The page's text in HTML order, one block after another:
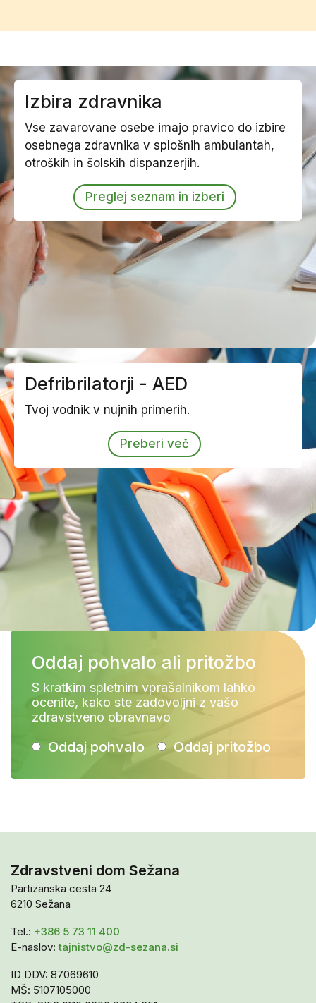
Izbira zdravnika
Vse zavarovane osebe imajo pravico do izbire
osebnega zdravnika v splošnih ambulantah,
otroških in šolskih dispanzerjih.
Preglej seznam in izberi
Defribrilatorji - AED
Tvoj vodnik v nujnih primerih.
Preberi več
Oddaj pohvalo ali pritožbo
S kratkim spletnim vprašalnikom lahko
ocenite, kako ste zadovoljni z vašo
zdravstveno obravnavo
Oddaj pohvalo Oddaj pritožbo
Zdravstveni dom Sežana
Partizanska cesta 24
6210 Sežana
Tel.: +386 5 73 11 400
E-naslov:tajnistvo@zd-sezana.si
ID DDV: 87069610
MŠ: 5107105000